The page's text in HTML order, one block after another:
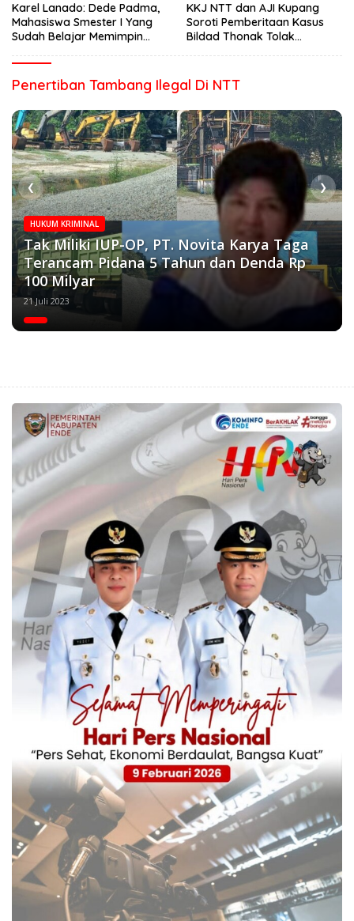
Karel Lanado: Dede Padma,
Mahasiswa Smester I Yang
Sudah Belajar Memimpin
KKJ NTT dan AJI Kupang
Soroti Pemberitaan Kasus
Bildad Thonak Tolak
Penertiban Tambang Ilegal Di NTT
HUKUM KRIMINAL
Tak Miliki IUP-OP, PT. Novita Karya Taga
Terancam Pidana 5 Tahun dan Denda Rp
100 Milyar
21 Juli 2023
❮ ❯